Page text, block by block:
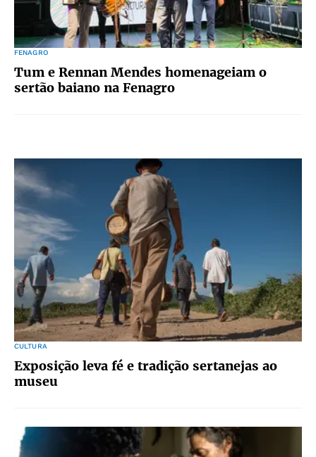
FENAGRO
Tum e Rennan Mendes homenageiam o
sertão baiano na Fenagro
CULTURA
Exposição leva fé e tradição sertanejas ao
museu